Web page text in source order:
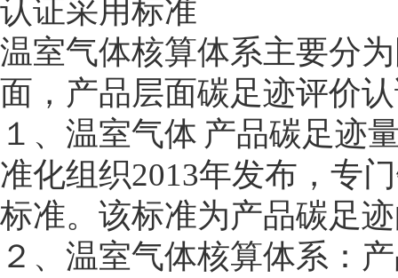
认证采用标准
温室气体核算体系主要分
面，产品层面碳足迹评价
１、温室气体 产品碳足迹
准化组织2013年发布，专
标准。该标准为产品碳足
２、温室气体核算体系：